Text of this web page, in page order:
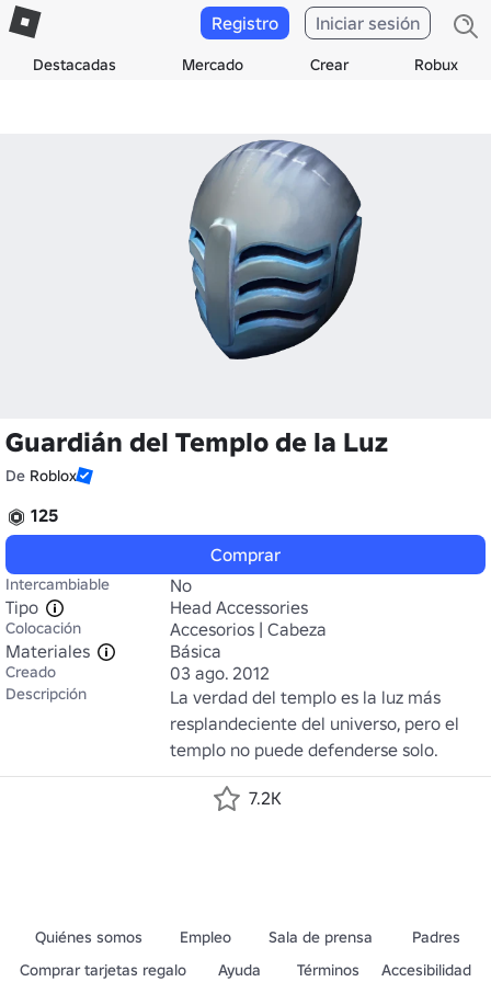
Destacadas Mercado Crear Robux
Registro Iniciar sesión
Guardián del Templo de la Luz
De Roblox
125
Comprar
Intercambiable
No
Tipo
Head Accessories
Colocación
Accesorios | Cabeza
Materiales
Básica
Creado 03 ago. 2012
Descripción
La verdad del templo es la luz más
resplandeciente del universo, pero el
templo no puede defenderse solo.
7.2K
Quiénes somos Empleo Sala de prensa
Padres
Comprar tarjetas regalo
Ayuda Términos Accesibilidad